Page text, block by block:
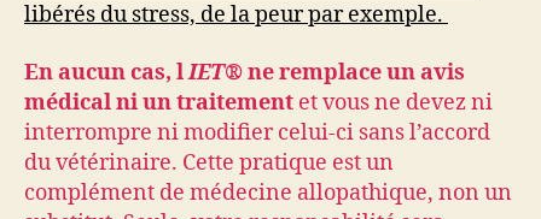
libérés du stress, de la peur par exemple.
En aucun cas, lIET®ne remplace un avis
médical ni un traitement et vous ne devez ni
interrompre ni modifier celui-ci sans l’accord
du vétérinaire. Cette pratique est un
complément de médecine allopathique, non un